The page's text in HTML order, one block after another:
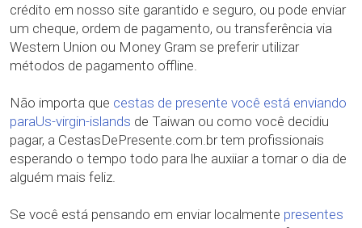
crédito em nosso site garantido e seguro, ou pode enviar
um cheque, ordem de pagamento, ou transferência via
Western Union ou Money Gram se preferir utilizar
métodos de pagamento offline.
Não importa que cestas de presente você está enviando
paraUs-virgin-islands de Taiwan ou como você decidiu
pagar, a CestasDePresente.com.br tem profissionais
esperando o tempo todo para lhe auxiiar a tornar o dia de
alguém mais feliz.
Se você está pensando em enviar localmente presentes